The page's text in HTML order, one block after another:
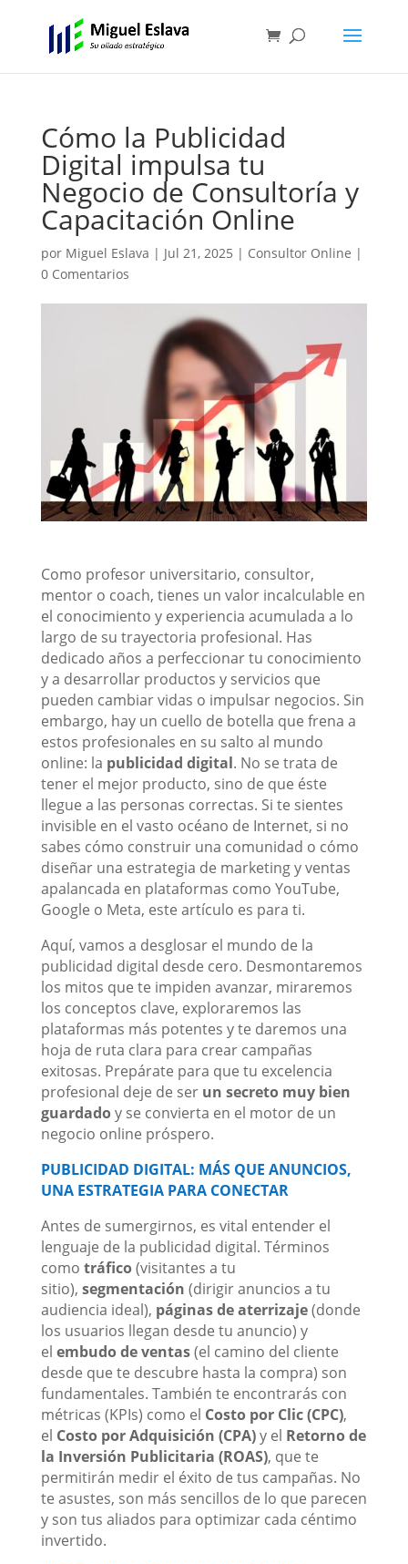
Cómo la Publicidad
Digital impulsa tu
Negocio de Consultoría y
Capacitación Online
por Miguel Eslava | Jul 21, 2025 | Consultor Online |
0 Comentarios
Como profesor universitario, consultor,
mentor o coach, tienes un valor incalculable en
el conocimiento y experiencia acumulada a lo
largo de su trayectoria profesional. Has
dedicado años a perfeccionar tu conocimiento
y a desarrollar productos y servicios que
pueden cambiar vidas o impulsar negocios. Sin
embargo, hay un cuello de botella que frena a
estos profesionales en su salto al mundo
online: la publicidad digital. No se trata de
tener el mejor producto, sino de que éste
llegue a las personas correctas. Si te sientes
invisible en el vasto océano de Internet, si no
sabes cómo construir una comunidad o cómo
diseñar una estrategia de marketing y ventas
apalancada en plataformas como YouTube,
Google o Meta, este artículo es para ti.
Aquí, vamos a desglosar el mundo de la
publicidad digital desde cero. Desmontaremos
los mitos que te impiden avanzar, miraremos
los conceptos clave, exploraremos las
plataformas más potentes y te daremos una
hoja de ruta clara para crear campañas
exitosas. Prepárate para que tu excelencia
profesional deje de ser un secreto muy bien
guardadoy se convierta en el motor de un
negocio online próspero.
PUBLICIDAD DIGITAL: MÁS QUE ANUNCIOS,
UNA ESTRATEGIA PARA CONECTAR
Antes de sumergirnos, es vital entender el
lenguaje de la publicidad digital. Términos
como tráfico(visitantes a tu
sitio), segmentación (dirigir anuncios a tu
audiencia ideal), páginas de aterrizaje(donde
los usuarios llegan desde tu anuncio) y
el embudo de ventas(el camino del cliente
desde que te descubre hasta la compra) son
fundamentales. También te encontrarás con
métricas (KPIs) como el Costo por Clic (CPC),
el Costo por Adquisición (CPA)y el Retorno de
la Inversión Publicitaria (ROAS), que te
permitirán medir el éxito de tus campañas. No
te asustes, son más sencillos de lo que parecen
y son tus aliados para optimizar cada céntimo
invertido.